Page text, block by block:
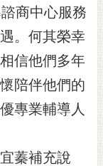
商中心服務
。何其榮幸
信他們多年
陪伴他們的
專業輔導人
蓁補充說